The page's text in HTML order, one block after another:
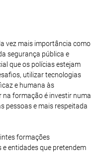
vez mais importância como
segurança pública e
que os polícias estejam
utilizar tecnologias
e humana às
na formação é investir numa
pessoas e mais respeitada
formações
entidades que pretendem